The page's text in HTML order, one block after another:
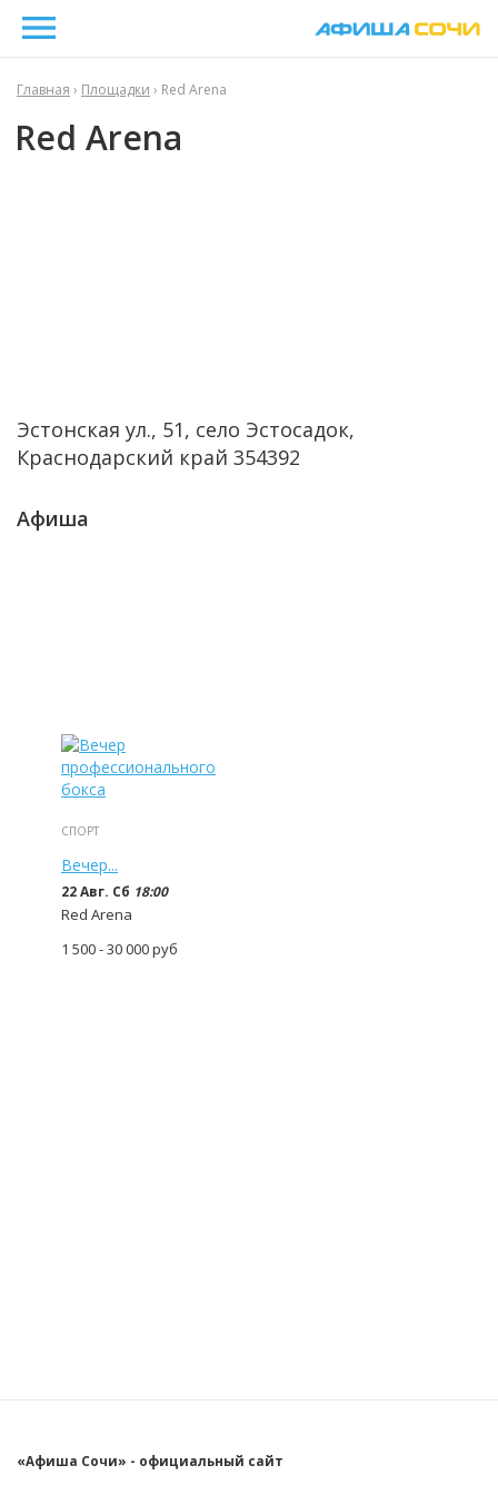
Главная › Площадки › Red Arena
Red Arena
Эстонская ул., 51, село Эстосадок,
Краснодарский край 354392
Афиша
СПОРТ
Вечер...
22 Авг. Сб 18:00
Red Arena
1 500 - 30 000руб
«Афиша Сочи» - официальный сайт